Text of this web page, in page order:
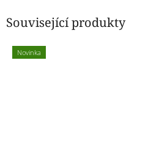
Související produkty
Novinka